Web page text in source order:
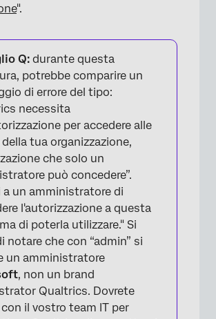
".
Q: durante questa
potrebbe comparire un
di errore del tipo:
necessita
per accedere alle
tua organizzazione,
che solo un
può concedere”.
a un amministratore di
l'autorizzazione a questa
di poterla utilizzare." Si
notare che con “admin” si
un amministratore
, non un brand
Qualtrics. Dovrete
con il vostro team IT per